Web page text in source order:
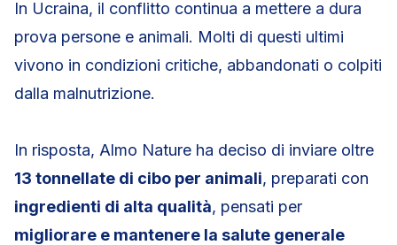
In Ucraina, il conflitto continua a mettere a dura
prova persone e animali. Molti di questi ultimi
vivono in condizioni critiche, abbandonati o colpiti
dalla malnutrizione.
In risposta, Almo Nature ha deciso di inviare oltre
13 tonnellate di cibo per animali, preparati con
ingredienti di alta qualità, pensati per
migliorare e mantenere la salute generale